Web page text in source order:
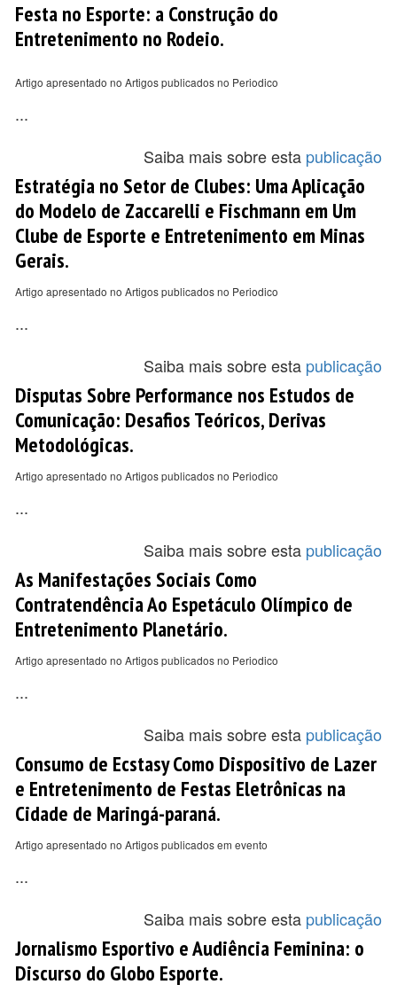
Festa no Esporte: a Construção do
Entretenimento no Rodeio.
Artigo apresentado no Artigos publicados no Periodico
...
Saiba mais sobre esta publicação
Estratégia no Setor de Clubes: Uma Aplicação
do Modelo de Zaccarelli e Fischmann em Um
Clube de Esporte e Entretenimento em Minas
Gerais.
Artigo apresentado no Artigos publicados no Periodico
...
Saiba mais sobre esta publicação
Disputas Sobre Performance nos Estudos de
Comunicação: Desafios Teóricos, Derivas
Metodológicas.
Artigo apresentado no Artigos publicados no Periodico
...
Saiba mais sobre esta publicação
As Manifestações Sociais Como
Contratendência Ao Espetáculo Olímpico de
Entretenimento Planetário.
Artigo apresentado no Artigos publicados no Periodico
...
Saiba mais sobre esta publicação
Consumo de Ecstasy Como Dispositivo de Lazer
e Entretenimento de Festas Eletrônicas na
Cidade de Maringá-paraná.
Artigo apresentado no Artigos publicados em evento
...
Saiba mais sobre esta publicação
Jornalismo Esportivo e Audiência Feminina: o
Discurso do Globo Esporte.